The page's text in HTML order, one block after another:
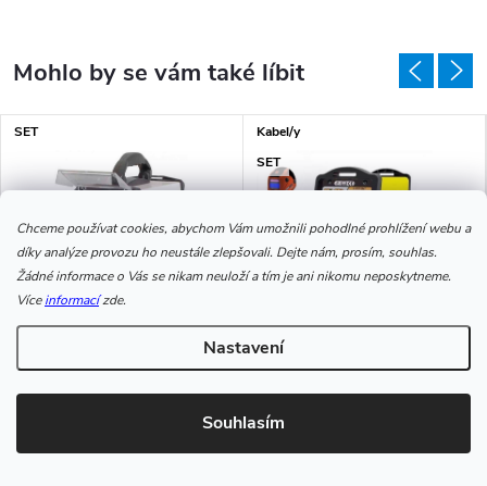
Chceme používat cookies, abychom Vám umožnili pohodlné prohlížení webu a
díky analýze provozu ho neustále zlepšovali. Dejte nám, prosím, souhlas.
Žádné informace o Vás se nikam neuloží a tím je ani nikomu neposkytneme.
Víceinformacízde.
Nastavení
Souhlasím
SET
Invertor PERUN 220 E pro
MMA a LiftTIG - výhodný SET
Měrná cena:
od 11 675 Kč / 1 ks
Kabel/y
SET
Svářecí invertor KOWAX
GeniArc160 Evo - výhodný
SET
od7 449 Kč
Měrná cena:
od 7 449 Kč / 1 ks